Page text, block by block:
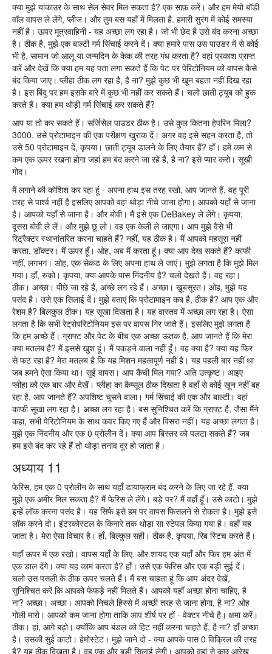
क्या मुझे यांकाउर के साथ सेल सेवर मिल सकता है? एक साफ़ करें। और हम मेयो बॉडी
वॉल वापस ले लेंगे, प्लीज। और तुम बस यहाँ में मिलता है. हमारी सुरंग में कोई समस्या
नहीं है। ऊपर मूत्रवाहिनी - यह अच्छा लग रहा है। जो भी छेद है उसे बंद करना अच्छा
है। ठीक है, मुझे एक बाल्टी गर्म सिंचाई करने दें। क्या हमारे पास उस पाउडर में से कोई
भी है, सामान जो आलू या जन्मदिन के केक की तरह गंध करता है? वहां प्रकाश प्राप्त
करें और देखें कि क्या हम यह पता लगा सकते हैं कि पेट पर पेरिटोनियम को वापस कैसे
बंद किया जाए। प्लीहा ठीक लग रहा है, है ना? मुझे कुछ भी खून बहता नहीं दिख रहा
है। इस बिंदु पर हम इसके बारे में कुछ भी नहीं कर सकते हैं। चलो छाती ट्यूब को हुक
करते हैं। क्या हम थोड़ी गर्म सिंचाई कर सकते हैं?
आप या तो कर सकते हैं। सर्जिसेल पाउडर ठीक है। उसे कुल कितना हेपरिन मिला?
3000. उसे प्रोटामाइन की एक परीक्षण खुराक दें। अगर वह इसे सहन करता है, तो
उसे 50 प्रोटामाइन दें, कृपया। छाती ट्यूब डालने के लिए तैयार हैं? हाँ। हमें कम से
कम एक ऊपर रखना होगा जहां हम बंद करने जा रहे हैं, है ना? इसे प्यार करो। सूखी
गोद।
मैं लगाने की कोशिश कर रहा हूं - अपना हाथ इस तरह रखो, आप जानते हैं, वह पूरी
तरह से पार्श्व नहीं है इसलिए आपको वहां थोड़ा नीचे जाना होगा। आपको यहाँ से जाना
है। आपको यहाँ से जाना है। और बोवी। मैं इसे एक DeBakey ले लेंगे। कृपया,
दूसरा बोवी ले लें। और मुझे छू लो। वह एक केली ले जाएगा। आप मुझे वैसे भी
रिट्रैक्टर स्थानांतरित करना चाहते हैं? नहीं, यह ठीक है। मैं आपको महसूस नहीं
करता, डॉक्टर। मैं ऊपर हूँ। ओह, अब मैं करता हूं। क्या आप देख सकते हैं? काफी
नहीं, लगभग। ओह, एक सेकंड के लिए अपना हाथ ले जाएं। मुझे लगता है कि मुझे मिल
गया। हाँ, रुको। कृपया, क्या आपके पास निंदनीय है? चलो देखते हैं। वह रहा।
ठीक। अच्छा। पीछे जा रहे हैं, अच्छे लग रहे हैं। अच्छा। ख़ूबसूरत। ओह, मुझे यह
पसंद है। उसे एक सिलाई दें। मुझे बताएं कि प्रोटामाइन कब है, ठीक है? आप एक और
रेशम है? बिलकुल ठीक। यह सूखा दिखता है। यह वास्तव में अच्छा लग रहा है। ऐसा
लगता है कि सभी रेट्रोपरिटोनियम इस पर वापस गिर जाते हैं। इसलिए मुझे लगता है
कि हम अच्छे हैं। ग्राफ्ट और पेट के बीच एक अच्छा ऊतक है, आप जानते हैं कि मेरा
क्या मतलब है? मैं इससे खुश हूं। मैं पकड़ने वाला नहीं हूँ। वह क्या है? क्या यह फिर
से फट रहा है? मेरा मतलब है कि यह मिशन महत्वपूर्ण नहीं है। यह पहली बार नहीं था
जब हमने ऐसा किया था। सुई वापस। आप कैंची मिल गया? अति उत्कृष्ट। आइए
प्लीहा को एक बार और देखें। प्लीहा का कैप्सूल ठीक दिखता है वहाँ से कोई खून नहीं बह
रहा है, आप जानते हैं? अपशिष्ट चूसने वाला। गर्म सिंचाई की एक और बाल्टी। वहां
काफी सूखा लग रहा है। अच्छा लग रहा है। बस सुनिश्चित करें कि ग्राफ्ट है, जैसा मैंने
कहा, सभी पेरिटोनियम के साथ कवर किए गए हैं और विसरा नहीं। यह अच्छा लगता है।
मुझे एक निंदनीय और एक 0 प्रोलीन दें। क्या आप बिस्तर को पलटा सकते हैं? जब
हम इसे बंद कर रहे हैं तो थोड़ा तनाव दूर हो जाता है।
अध्याय 11
फेरिस, हम एक 0 प्रोलीन के साथ यहाँ डायाफ्राम बंद करने के लिए जा रहे हैं. क्या
मुझे एक अमीर मिल सकता है? मैं फेरिस ले लेंगे। बड़े पर? मैं वहाँ हूँ। उसे काटो। मुझे
इन्हें लॉक करना पसंद है। यह सिर्फ इसे हम पर वापस फिसलने से रोकता है। मुझे इसे
लॉक करने दो। इंटरकोस्टल के किनारे तक थोड़ा सा स्टेपल किया गया है। वहाँ यह
जाता है। मेरा ऐसा विचार है। हाँ, बिल्कुल सही। ठीक है, कृपया, रिब स्टिच करते हैं।
यहाँ ऊपर में एक रखो। वापस यहाँ के लिए. और शायद एक यहाँ और फिर हम अंत में
एक डाल देंगे। क्या यह काम करता है? हाँ। उसे एक फेरिस और एक बड़ी सुई दें।
चलो उस पसली के ठीक ऊपर चलते हैं। मैं बस चाहता हूं कि आप अंदर देखें,
सुनिश्चित करें कि आपको फेफड़े नहीं मिलते हैं। आपको यहाँ अच्छा होना चाहिए, है
ना? अच्छा। अच्छा। आपको निचले हिस्से में अच्छी तरह से जाना होगा, है ना? ओह
गोली मारो। आपको कम जाना होगा ताकि आप शीर्ष पर हों - वेक्टर नीचे है। क्षमा करें।
ठीक। हां, आगे बढ़ो। क्योंकि आप बंडल को हिट नहीं करना चाहते हैं, है ना? हाँ अच्छा
है। उसकी सुई काटो। हेमोस्टेट। मुझे जाने दो - क्या आपके पास 0 विक्रिल की तरह
है? यह ठीक दिखता है। वह एक और बड़ी सिलाई लेगी। आपको वहां से कुछ आरेख